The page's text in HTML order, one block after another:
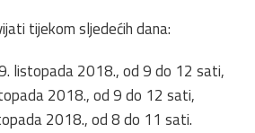
tijekom sljedećih dana:
listopada 2018., od 9 do 12 sati,
2018., od 9 do 12 sati,
2018., od 8 do 11 sati.